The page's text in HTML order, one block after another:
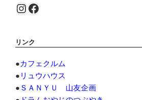
Instagram
Facebook
リンク
●カフェクルム
● リュウハウス
● ＳＡＮＹＵ 山友企画